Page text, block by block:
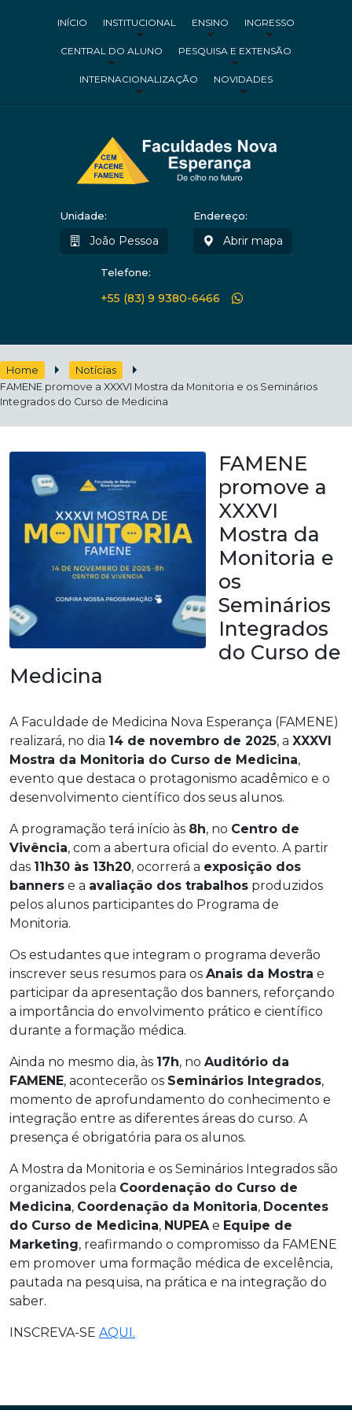
INÍCIO INSTITUCIONAL ENSINO INGRESSO
CENTRAL DO ALUNO PESQUISA E EXTENSÃO
INTERNACIONALIZAÇÃO NOVIDADES
Unidade:
João Pessoa
Endereço:
Abrir mapa
Telefone:
+55 (83) 9 9380-6466
Home
Notícias
FAMENE promove a XXXVI Mostra da Monitoria e os Seminários
Integrados do Curso de Medicina
FAMENE
promove a
XXXVI
Mostra da
Monitoria e
os
Seminários
Integrados
do Curso de
Medicina
A Faculdade de Medicina Nova Esperança (FAMENE)
realizará, no dia 14 de novembro de 2025, a XXXVI
Mostra da Monitoria do Curso de Medicina,
evento que destaca o protagonismo acadêmico e o
desenvolvimento científico dos seus alunos.
A programação terá início às 8h, no Centro de
Vivência, com a abertura oficial do evento. A partir
das 11h30 às 13h20, ocorrerá a exposição dos
banners e a avaliação dos trabalhos produzidos
pelos alunos participantes do Programa de
Monitoria.
Os estudantes que integram o programa deverão
inscrever seus resumos para os Anais da Mostra e
participar da apresentação dos banners, reforçando
a importância do envolvimento prático e científico
durante a formação médica.
Ainda no mesmo dia, às 17h, no Auditório da
FAMENE, acontecerão os Seminários Integrados,
momento de aprofundamento do conhecimento e
integração entre as diferentes áreas do curso. A
presença é obrigatória para os alunos.
A Mostra da Monitoria e os Seminários Integrados são
organizados pela Coordenação do Curso de
Medicina, Coordenação da Monitoria, Docentes
do Curso de Medicina, NUPEA e Equipe de
Marketing, reafirmando o compromisso da FAMENE
em promover uma formação médica de excelência,
pautada na pesquisa, na prática e na integração do
saber.
INSCREVA-SE AQUI.